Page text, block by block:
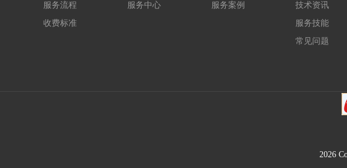
服务流程
收费标准
服务中心 服务案例
技术资讯
服务技能
常见问题
2026